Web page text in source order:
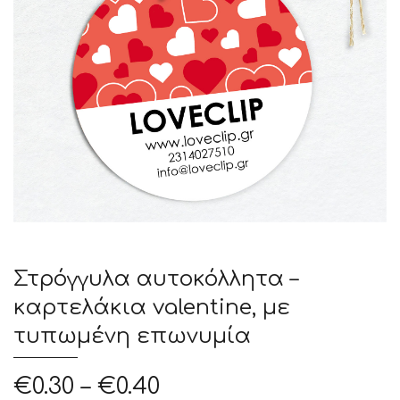
Στρόγγυλα αυτοκόλλητα –
καρτελάκια valentine, με
τυπωμένη επωνυμία
€0.30 – €0.40